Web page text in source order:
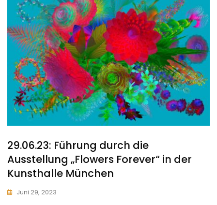
29.06.23: Führung durch die
Ausstellung „Flowers Forever“ in der
Kunsthalle München
Juni 29, 2023